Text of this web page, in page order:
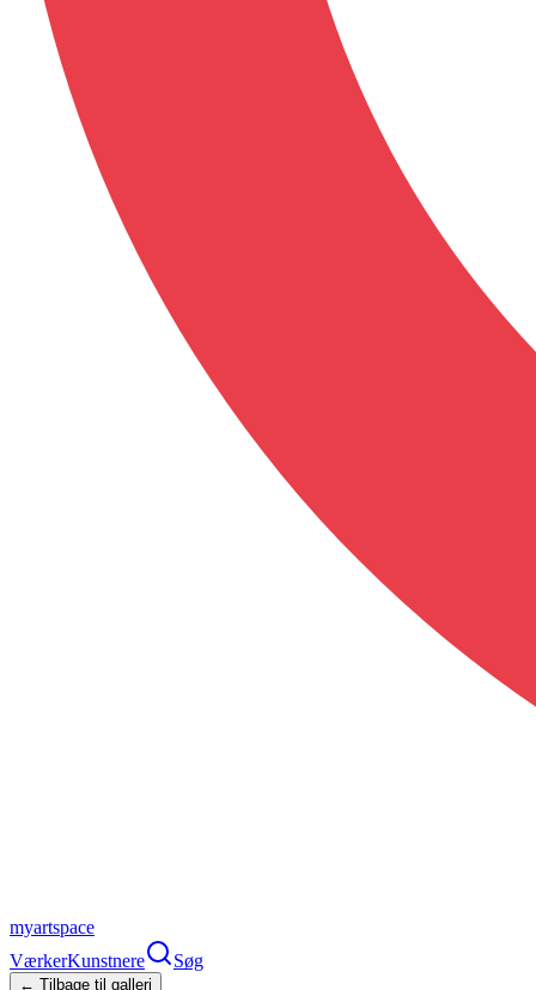
myartspace
VærkerKunstnere Søg
← Tilbage til galleri